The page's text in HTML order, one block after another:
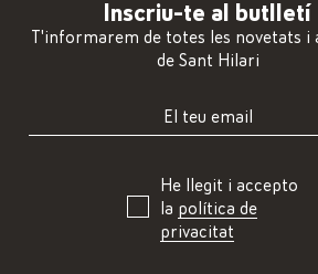
Inscriu-te al butlletí
T'informarem de totes les novetats i
de Sant Hilari
He llegit i accepto
la política de
privacitat